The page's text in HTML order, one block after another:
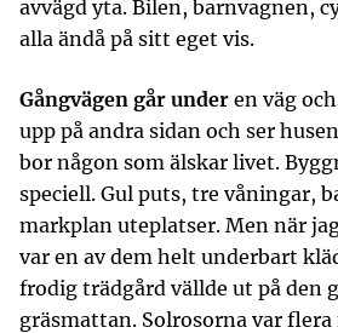
avvägd yta. Bilen, barnvagnen,
alla ändå på sitt eget vis.
Gångvägen går under en väg
upp på andra sidan och ser
bor någon som älskar livet.
speciell. Gul puts, tre våningar,
markplan uteplatser. Men när
var en av dem helt underbart
frodig trädgård vällde ut på den
gräsmattan. Solrosorna var flera